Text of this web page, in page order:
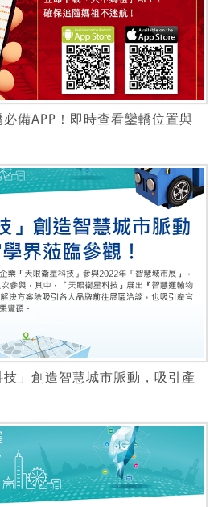
備APP！即時查看鑾轎位置與
」創造智慧城市脈動，吸引產